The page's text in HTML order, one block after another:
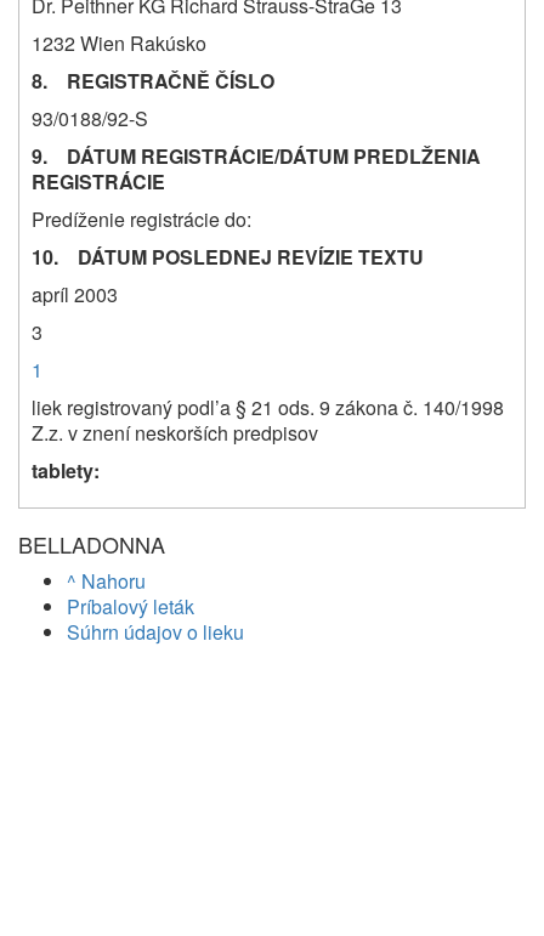
1232 Wien Rakúsko
8. REGISTRAČNĚ ČÍSLO
93/0188/92-S
9. DÁTUM REGISTRÁCIE/DÁTUM PREDLŽENIA
REGISTRÁCIE
Predíženie registrácie do:
10. DÁTUM POSLEDNEJ REVÍZIE TEXTU
apríl 2003
3
1
liek registrovaný podl’a § 21 ods. 9 zákona č. 140/1998
Z.z. v znení neskorších predpisov
tablety:
BELLADONNA
^ Nahoru
Príbalový leták
Súhrn údajov o lieku